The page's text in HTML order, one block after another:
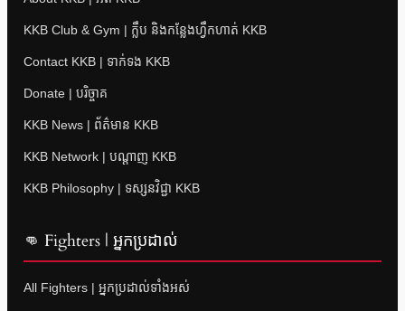
KKB Club & Gym | ក្លឹប និងកន្លែងហ្វឹកហាត់ KKB
Contact KKB | ទាក់ទង KKB
Donate | បរិច្ចាគ
KKB News | ព័ត៌មាន KKB
KKB Network | បណ្តាញ KKB
KKB Philosophy | ទស្សនវិជ្ជា KKB
👊 Fighters | អ្នកប្រដាល់
All Fighters | អ្នកប្រដាល់ទាំងអស់